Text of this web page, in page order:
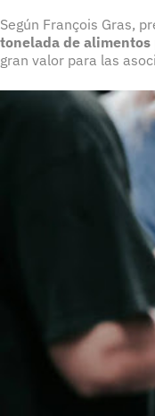
Según François Gras,
tonelada de alimentos
gran valor para las